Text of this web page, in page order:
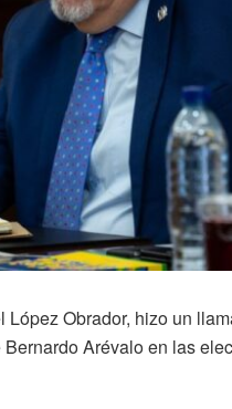
Obrador, hizo un
Arévalo en las